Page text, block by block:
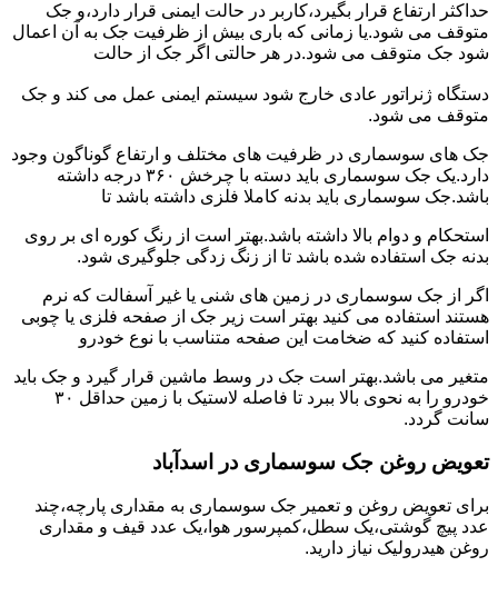
حداکثر ارتفاع قرار بگیرد،کاربر در حالت ایمنی قرار دارد،و جک
متوقف می شود.یا زمانی که باری بیش از ظرفیت جک به آن اعمال
شود جک متوقف می شود.در هر حالتی اگر جک از حالت
دستگاه ژنراتور عادی خارج شود سیستم ایمنی عمل می کند و جک
متوقف می شود.
جک های سوسماری در ظرفیت های مختلف و ارتفاع گوناگون وجود
دارد.یک جک سوسماری باید دسته با چرخش ۳۶۰ درجه داشته
باشد.جک سوسماری باید بدنه کاملا فلزی داشته باشد تا
استحکام و دوام بالا داشته باشد.بهتر است از رنگ کوره ای بر روی
بدنه جک استفاده شده باشد تا از زنگ زدگی جلوگیری شود.
اگر از جک سوسماری در زمین های شنی یا غیر آسفالت که نرم
هستند استفاده می کنید بهتر است زیر جک از صفحه فلزی یا چوبی
استفاده کنید که ضخامت این صفحه متناسب با نوع خودرو
متغیر می باشد.بهتر است جک در وسط ماشین قرار گیرد و جک باید
خودرو را به نحوی بالا ببرد تا فاصله لاستیک با زمین حداقل ۳۰
سانت گردد.
تعویض روغن جک سوسماری در اسدآباد
برای تعویض روغن و تعمیر جک سوسماری به مقداری پارچه،چند
عدد پیچ گوشتی،یک سطل،کمپرسور هوا،یک عدد قیف و مقداری
روغن هیدرولیک نیاز دارید.